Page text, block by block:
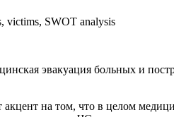
victims, SWOT analysis
эвакуация больных и
на том, что в целом